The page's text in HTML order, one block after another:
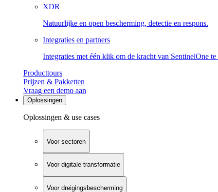
XDR
Natuurlijke en open bescherming, detectie en respons.
Integraties en partners
Integraties met één klik om de kracht van SentinelOne te
Producttours
Prijzen & Pakketten
Vraag een demo aan
Oplossingen
Oplossingen & use cases
Voor sectoren
Voor digitale transformatie
Voor dreigingsbescherming